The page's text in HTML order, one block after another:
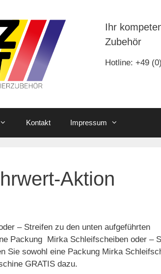
Ihr
Zubehör
Hotline: +49
Kontakt Impressum
Aktion
– Streifen zu den unten aufgeführten
Packung Mirka Schleifscheiben oder –
Sie sowohl eine Packung Mirka
GRATIS dazu.